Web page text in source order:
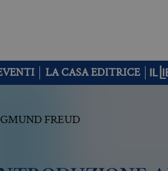
LA CASA EDITRICE
FREUD